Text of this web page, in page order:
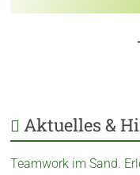
Aktuelles &
Teamwork im Sand.